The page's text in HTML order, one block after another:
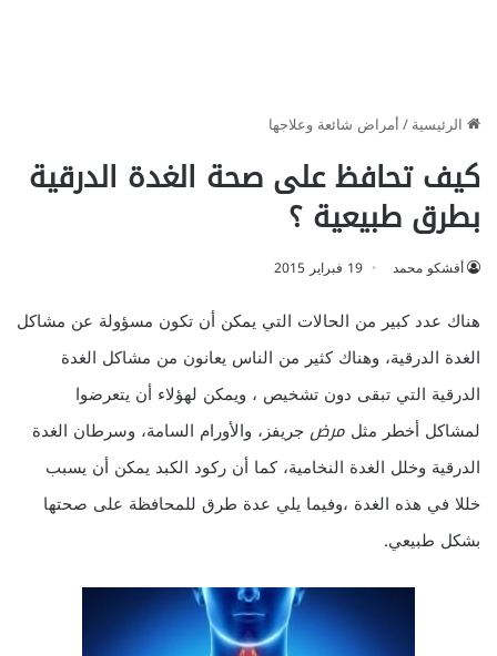
الرئيسية/أمراض شائعة وعلاجها
كيف تحافظ على صحة الغدة الدرقية
بطرق طبيعية ؟
أفشكو محمد 19 فبراير 2015
هناك عدد كبير من الحالات التي يمكن أن تكون مسؤولة عن مشاكل
الغدة الدرقية، وهناك كثير من الناس يعانون من مشاكل الغدة
الدرقية التي تبقى دون تشخيص ، ويمكن لهؤلاء أن يتعرضوا
لمشاكل أخطر مثل مرض جريفز، والأورام السامة، وسرطان الغدة
الدرقية وخلل الغدة النخامية، كما أن ركود الكبد يمكن أن يسبب
خللا في هذه الغدة ،وفيما يلي عدة طرق للمحافظة على صحتها
بشكل طبيعي.